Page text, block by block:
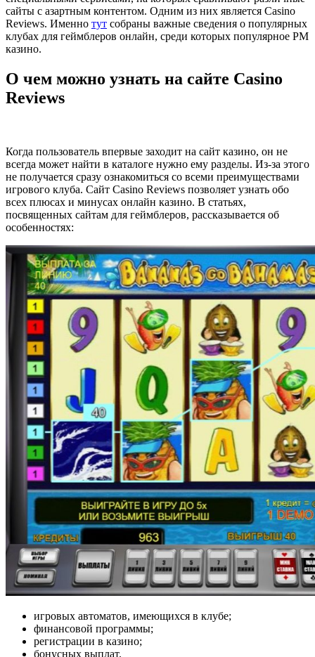
сайты с азартным контентом. Одним из них является Casino
Reviews. Именно тут собраны важные сведения о популярных
клубах для геймблеров онлайн, среди которых популярное РМ
казино.
О чем можно узнать на сайте Casino
Reviews
Когда пользователь впервые заходит на сайт казино, он не
всегда может найти в каталоге нужно ему разделы. Из-за этого
не получается сразу ознакомиться со всеми преимуществами
игрового клуба. Сайт Casino Reviews позволяет узнать обо
всех плюсах и минусах онлайн казино. В статьях,
посвященных сайтам для геймблеров, рассказывается об
особенностях:
игровых автоматов, имеющихся в клубе;
финансовой программы;
регистрации в казино;
бонусных выплат.